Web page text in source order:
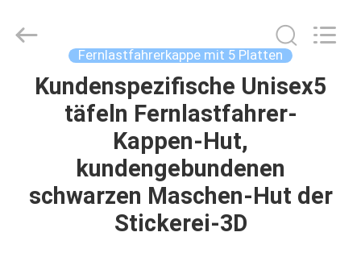
HAUS
PRODUKTE
ÜBER
Ltd..
Fernlastfahrerkappe mit 5 Platten
Kundenspezifische Unisex5
täfeln Fernlastfahrer-
Kappen-Hut,
kundengebundenen
schwarzen Maschen-Hut der
Stickerei-3D